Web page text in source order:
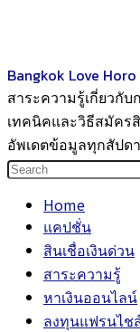
Bangkok Love Horo
สาระความรู้เกี่ยวกับ
เทคนิคและวิธีสมัคร
อัพเดตข้อมูลทุกสัปด
Home
แคปชั่น
สินเชื่อเงินด่วน
สาระความรู้
หาเงินออนไลน์
ลงทุนแฟรนไช